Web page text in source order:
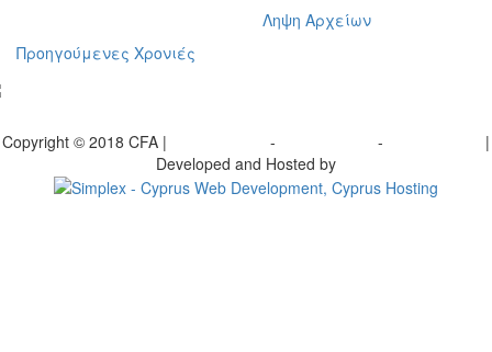
Ληψη Αρχείων
Προηγούμενες Χρονιές
Copyright © 2018 CFA | - -
|
Developed and Hosted by